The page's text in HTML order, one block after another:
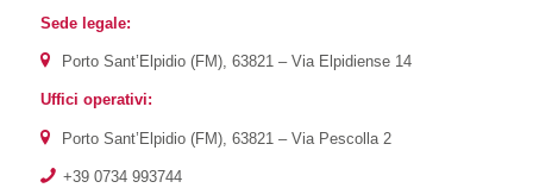
Sede legale:
Porto Sant’Elpidio (FM), 63821 – Via Elpidiense 14
Uffici operativi:
Porto Sant’Elpidio (FM), 63821 – Via Pescolla 2
+39 0734 993744